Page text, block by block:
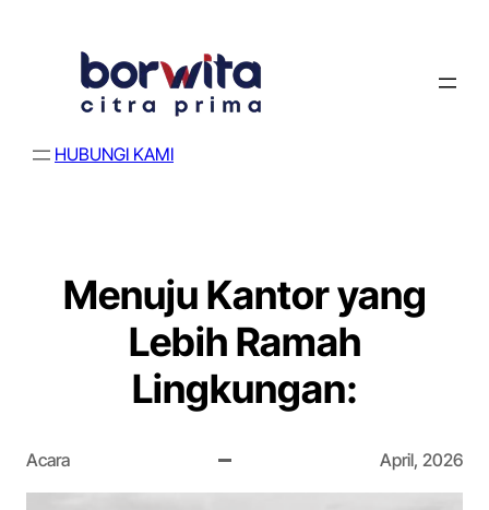
HUBUNGI KAMI
Menuju Kantor yang
Lebih Ramah
Lingkungan:
Acara April, 2026